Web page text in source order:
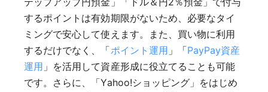
するポイントは有効期限がないため、必要なタイ
ミングで安心して使えます。また、買い物に利用
するだけでなく、「ポイント運用 」「PayPay資産
運用 」を活用して資産形成に役立てることも可能
です。さらに、「Yahoo!ショッピング」をはじめ